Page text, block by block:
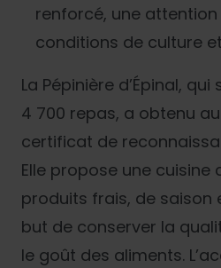
renforcé, une
conditions de culture
La Pépinière d’Épinal,
4 700 repas, a obtenu
certificat de
Elle propose une cuisine
produits frais, de saison
but de conserver la
le goût des aliments.